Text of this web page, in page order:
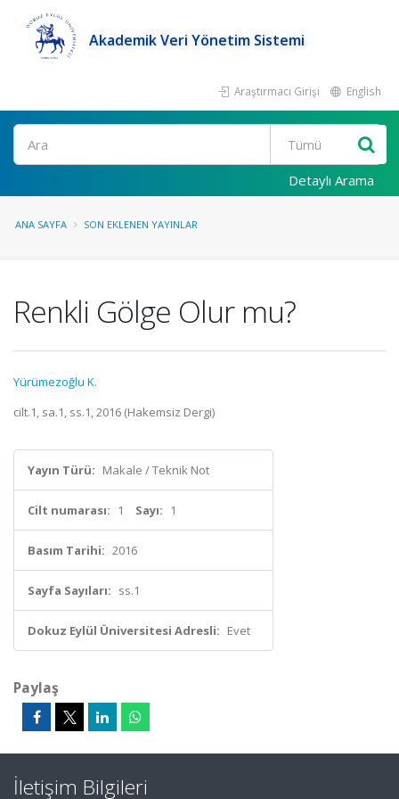
Akademik Veri Yönetim Sistemi
Araştırmacı Girişi English
Ara
Detaylı Arama
ANA SAYFA SON EKLENEN YAYINLAR
Renkli Gölge Olur mu?
Yürümezoğlu K.
cilt.1, sa.1, ss.1, 2016 (Hakemsiz Dergi)
Yayın Türü: Makale / Teknik Not
Cilt numarası: 1 Sayı: 1
Basım Tarihi: 2016
Sayfa Sayıları: ss.1
Dokuz Eylül Üniversitesi Adresli: Evet
Paylaş
İletişim Bilgileri